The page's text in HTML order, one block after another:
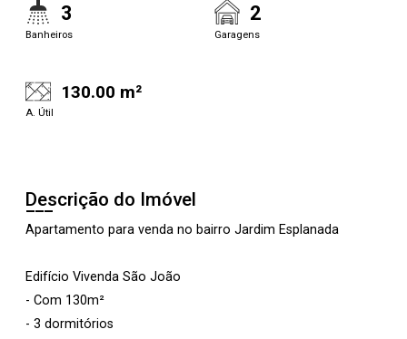
3
Banheiros
2
Garagens
130.00 m²
A. Útil
Descrição do Imóvel
Apartamento para venda no bairro Jardim Esplanada
Edifício Vivenda São João
- Com 130m²
- 3 dormitórios